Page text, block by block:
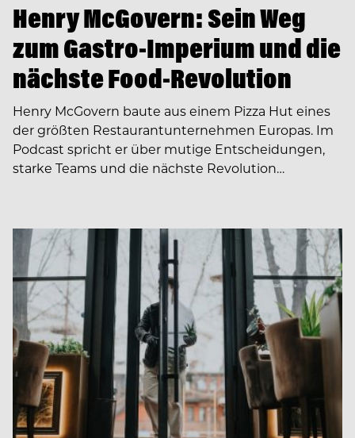
Henry McGovern: Sein Weg
zum Gastro-Imperium und die
nächste Food-Revolution
Henry McGovern baute aus einem Pizza Hut eines
der größten Restaurantunternehmen Europas. Im
Podcast spricht er über mutige Entscheidungen,
starke Teams und die nächste Revolution…